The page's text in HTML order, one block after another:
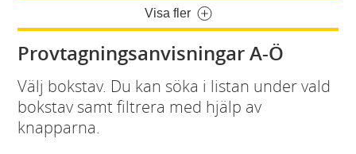
Visa fler
Provtagningsanvisningar A-Ö
Välj bokstav. Du kan söka i listan under vald
bokstav samt filtrera med hjälp av
knapparna.